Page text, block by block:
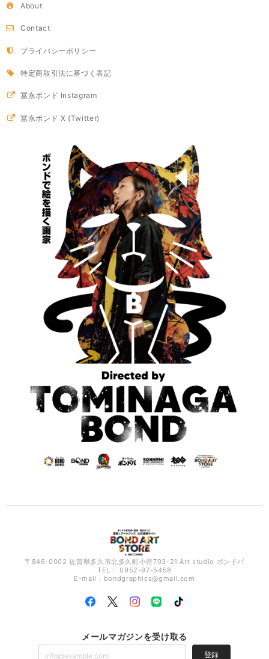
About
Contact
プライバシーポリシー
特定商取引法に基づく表記
冨永ボンド Instagram
冨永ボンド X (Twitter)
〒846-0002 佐賀県多久市北多久町小侍703-21 Art studio ボンドバ
TEL： 0952-97-5458
E-mail： bondgraphics@gmail.com
メールマガジンを受け取る
登録